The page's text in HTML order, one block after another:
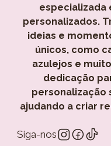
especializada
personalizados.
ideias e
únicos, como
azulejos e
dedicação
personalização
ajudando a criar
Siga-nos